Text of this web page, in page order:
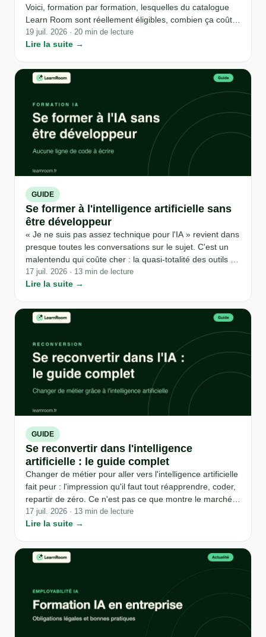
Voici, formation par formation, lesquelles du catalogue
Learn Room sont réellement éligibles, combien ça coûte
et comment choisir la vôtre.
19 juil. 2026 · 20 min de lecture
Lire la suite →
GUIDE
Se former à l'intelligence artificielle sans
être développeur
« Je ne suis pas assez technique pour l'IA » revient dans
presque toutes les conversations sur le sujet. C'est un
malentendu qui coûte cher : la quasi-totalité des outils IA
utilisés en entreprise en 2026 se pilotent en langage
naturel, pas en code. Voici ce qui a réellement changé,
17 juil. 2026 · 13 min de lecture
Lire la suite →
GUIDE
Se reconvertir dans l'intelligence
artificielle : le guide complet
Changer de métier pour aller vers l'intelligence artificielle
fait peur : l'impression qu'il faut tout réapprendre, coder,
repartir de zéro. Ce n'est pas ce que montre le marché
de l'emploi en 2026. La plupart des métiers liés à l'IA
aujourd'hui se construisent sur un socle professionnel
17 juil. 2026 · 13 min de lecture
Lire la suite →